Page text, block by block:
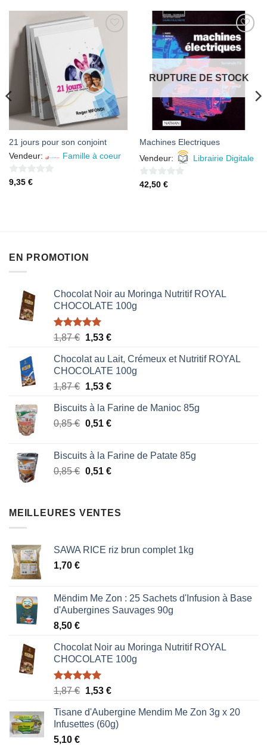
AJOUTER
À MES
FAVORIS
21 jours pour son conjoint
Vendeur:
Famille à coeur
0
9,35 €
AJOUTER
À MES
FAVORIS
RUPTURE DE STOCK
Machines Electriques
Vendeur:
Librairie Digitale
0
42,50 €
EN PROMOTION
Chocolat Noir au Moringa Nutritif ROYAL
CHOCOLATE 100g
Note5.00
1,87€ Le
initial
était :
1,87 €.
1,53 €Le
actuel
est :
1,53 €.
Chocolat au Lait, Crémeux et Nutritif ROYAL
CHOCOLATE 100g
1,87€ Le
initial
était :
1,53 €Le
actuel
est :
Biscuits à la Farine de Manioc 85g
0,85€ Le
était :
0,85 €.
0,51 €Le
est :
0,51 €.
Biscuits à la Farine de Patate 85g
0,85€ Le
était :
0,51 €Le
est :
MEILLEURES VENTES
SAWA RICE riz brun complet 1kg
1,70 €
Mëndim Me Zon : 25 Sachets d'Infusion à Base
d'Aubergines Sauvages 90g
8,50 €
Chocolat Noir au Moringa Nutritif ROYAL
CHOCOLATE 100g
Note5.00
1,87€ Le
initial
était :
1,53 €Le
actuel
est :
Tisane d'Aubergine Mendim Me Zon 3g x 20
Infusettes (60g)
5,10 €